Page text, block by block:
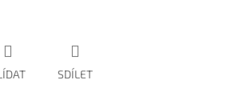
SDÍLET